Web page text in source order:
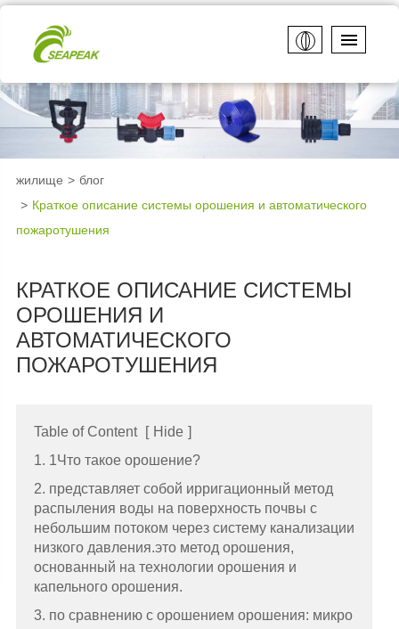
жилище
блог
Краткое описание системы орошения и автоматического
пожаротушения
КРАТКОЕ ОПИСАНИЕ СИСТЕМЫ
ОРОШЕНИЯ И
АВТОМАТИЧЕСКОГО
ПОЖАРОТУШЕНИЯ
Table of Content [ Hide ]
1. 1Что такое орошение?
2. представляет собой ирригационный метод
распыления воды на поверхность почвы с
небольшим потоком через систему канализации
низкого давления.это метод орошения,
основанный на технологии орошения и
капельного орошения.
3. по сравнению с орошением орошения: микро